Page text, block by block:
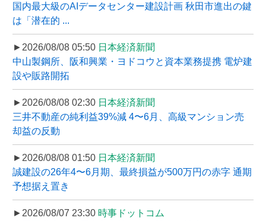
国内最大級のAIデータセンター建設計画 秋田市進出の鍵
は「潜在的 ...
►2026/08/08 05:50 日本経済新聞
中山製鋼所、阪和興業・ヨドコウと資本業務提携 電炉建
設や販路開拓
►2026/08/08 02:30 日本経済新聞
三井不動産の純利益39%減 4〜6月、高級マンション売
却益の反動
►2026/08/08 01:50 日本経済新聞
誠建設の26年4〜6月期、最終損益が500万円の赤字 通期
予想据え置き
►2026/08/07 23:30 時事ドットコム